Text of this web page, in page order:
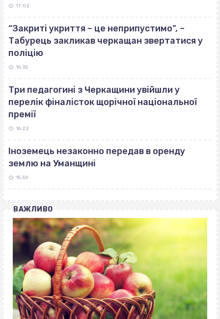
17:02
“Закриті укриття – це неприпустимо”, –
Табурець закликав черкащан звертатися у
поліцію
16:35
Три педагогині з Черкащини увійшли у
перелік фіналісток щорічної національної
премії
16:22
Іноземець незаконно передав в оренду
землю на Уманщині
15:59
ВАЖЛИВО